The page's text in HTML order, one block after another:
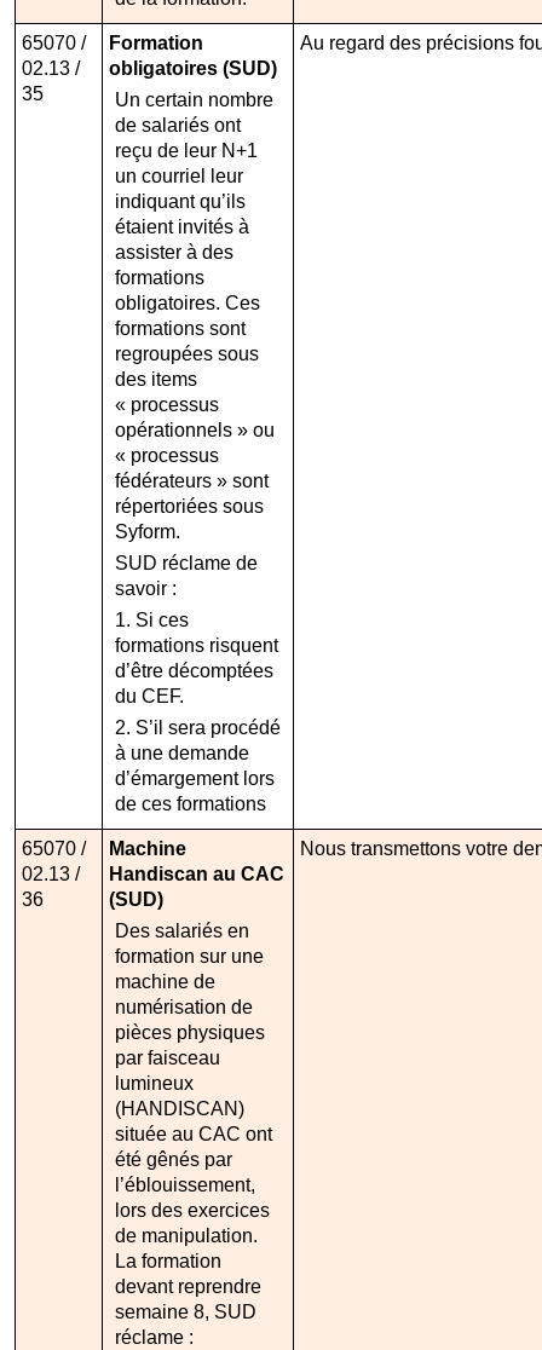
65070 /
02.13 /
35
Formation
obligatoires (SUD)
Un certain nombre
de salariés ont
reçu de leur N+1
un courriel leur
indiquant qu’ils
étaient invités à
assister à des
formations
obligatoires. Ces
formations sont
regroupées sous
des items
« processus
opérationnels » ou
« processus
fédérateurs » sont
répertoriées sous
Syform.
SUD réclame de
savoir :
1. Si ces
formations risquent
d’être décomptées
du CEF.
2. S’il sera procédé
à une demande
d’émargement lors
de ces formations
Au regard des précisions
65070 /
02.13 /
36
Machine
Handiscan au CAC
(SUD)
Des salariés en
formation sur une
machine de
numérisation de
pièces physiques
par faisceau
lumineux
(HANDISCAN)
située au CAC ont
été gênés par
l’éblouissement,
lors des exercices
de manipulation.
La formation
devant reprendre
semaine 8, SUD
réclame :
Nous transmettons votre